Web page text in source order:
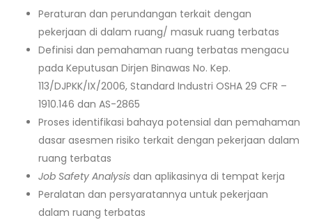
Peraturan dan perundangan terkait dengan
pekerjaan di dalam ruang/ masuk ruang terbatas
Definisi dan pemahaman ruang terbatas mengacu
pada Keputusan Dirjen Binawas No. Kep.
113/DJPKK/IX/2006, Standard Industri OSHA 29 CFR –
1910.146 dan AS-2865
Proses identifikasi bahaya potensial dan pemahaman
dasar asesmen risiko terkait dengan pekerjaan dalam
ruang terbatas
Job Safety Analysis dan aplikasinya di tempat kerja
Peralatan dan persyaratannya untuk pekerjaan
dalam ruang terbatas